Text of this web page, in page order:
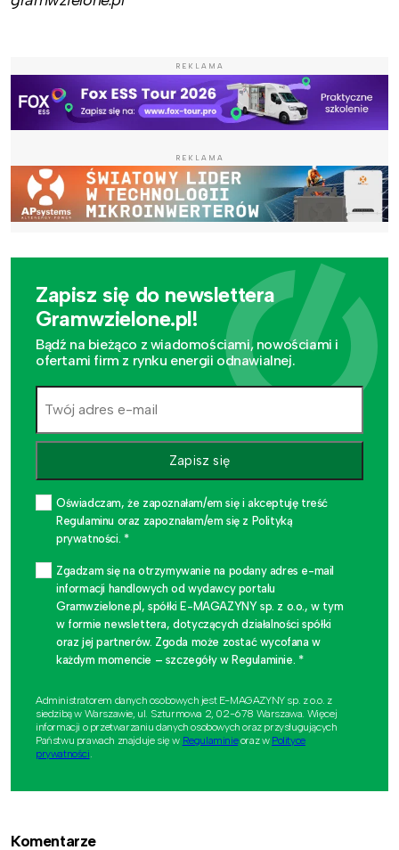
REKLAMA
REKLAMA
Zapisz się do newslettera
Gramwzielone.pl!
Bądź na bieżąco z wiadomościami, nowościami i
ofertami firm z rynku energii odnawialnej.
Zapisz się
Oświadczam, że zapoznałam/em się i akceptuję treść
Regulaminu oraz zapoznałam/em się z Polityką
prywatności. *
Zgadzam się na otrzymywanie na podany adres e-mail
informacji handlowych od wydawcy portalu
Gramwzielone.pl, spółki E-MAGAZYNY sp. z o.o., w tym
w formie newslettera, dotyczących działalności spółki
oraz jej partnerów. Zgoda może zostać wycofana w
każdym momencie – szczegóły w Regulaminie. *
Administratorem danych osobowych jest E-MAGAZYNY sp. z o.o. z
siedzibą w Warszawie, ul. Szturmowa 2, 02-678 Warszawa. Więcej
informacji o przetwarzaniu danych osobowych oraz przysługujących
Państwu prawach znajduje się w Regulaminieoraz w Polityce
prywatności.
Komentarze